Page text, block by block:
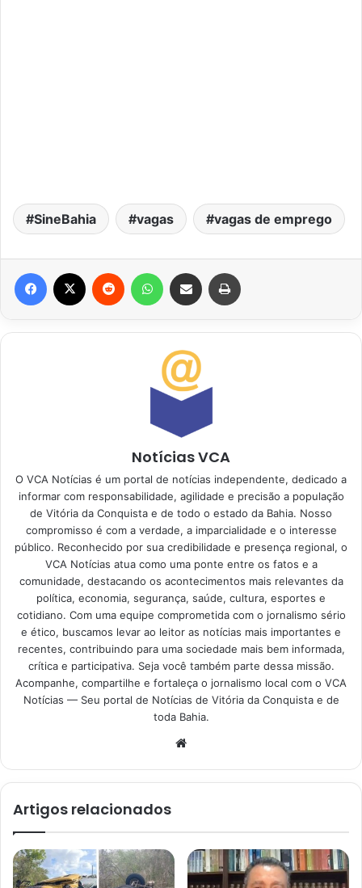
SineBahia vagas vagas de emprego
Facebook Reddit WhatsAppCompartilhar via e-mail
Notícias VCA
O VCA Notícias é um portal de notícias independente, dedicado a
informar com responsabilidade, agilidade e precisão a população
de Vitória da Conquista e de todo o estado da Bahia. Nosso
compromisso é com a verdade, a imparcialidade e o interesse
público. Reconhecido por sua credibilidade e presença regional, o
VCA Notícias atua como uma ponte entre os fatos e a
comunidade, destacando os acontecimentos mais relevantes da
política, economia, segurança, saúde, cultura, esportes e
cotidiano. Com uma equipe comprometida com o jornalismo sério
e ético, buscamos levar ao leitor as notícias mais importantes e
recentes, contribuindo para uma sociedade mais bem informada,
crítica e participativa. Seja você também parte dessa missão.
Acompanhe, compartilhe e fortaleça o jornalismo local com o VCA
Notícias — Seu portal de Notícias de Vitória da Conquista e de
toda Bahia.
Artigos relacionados